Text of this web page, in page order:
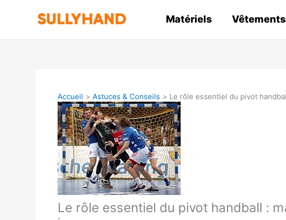
Matériels Vêtements
Accueil Astuces & Conseils Le rôle essentiel du pivot
Le rôle essentiel du pivot handball :